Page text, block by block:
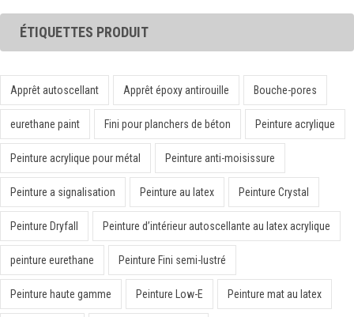
ÉTIQUETTES PRODUIT
Apprêt autoscellant Apprêt époxy antirouille Bouche-pores
eurethane paint Fini pour planchers de béton Peinture acrylique
Peinture acrylique pour métal Peinture anti-moisissure
Peinture a signalisation Peinture au latex Peinture Crystal
Peinture Dryfall Peinture d’intérieur autoscellante au latex acrylique
peinture eurethane Peinture Fini semi-lustré
Peinture haute gamme Peinture Low-E Peinture mat au latex